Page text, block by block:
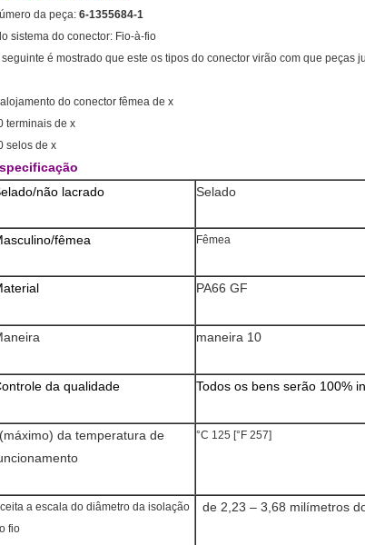
da peça: 6-1355684-1
sistema do conector: Fio-à-fio
seguinte é mostrado que este os tipos do conector virão com que peças
do conector fêmea de x
terminais de x
selos de x
não lacrado
Selado
fêmea Fêmea
PA66 GF
maneira 10
da qualidade Todos os bens serão 100%
(máximo) da temperatura de
°C 125 [°F 257]
a escala do diâmetro da isolação
fio
de 2,23 – 3,68 milímetros